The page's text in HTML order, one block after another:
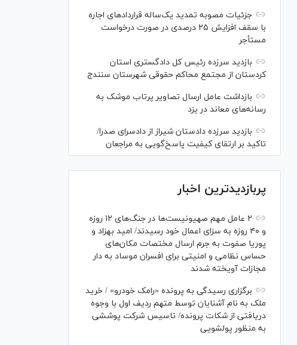
جزئیات مصوبه تمدید یک‌ساله قرارداد‌های اجاره
با سقف افزایش ۲۵ درصدی در صورت درخواست
مستأجر
بازدید سرزده رئیس کل دادگستری استان
کردستان از مجتمع محاکم حقوقی شهرستان سنندج
بازداشت عامل ارسال تصاویر پرتاب موشک به
رسانه‌های معاند در یزد
بازدید سرزده دادستان شیراز از دادسرای صدرا/
تاکید بر ارتقای کیفیت پاسخ‌گویی به مراجعان
پربازدیدترین اخبار
۲ عامل مهم صهیونیست‌ها در جنگ‌های ۱۲ روزه
و ۴۰ روزه به سزای اعمال خود رسیدند/ امید بهزاد و
پوریا صفوت به جرم ارسال مختصات مکان‌های
حساس نظامی و امنیتی برای افسران موساد به دار
مجازات آویخته شدند
برگزاری رسیدگی به پرونده «رامک خودرو» / خرید
ملک به نام آشنایان توسط متهم ردیف اول با وجوه
دریافتی از شکات پرونده/ تاسیس شرکت پوششی
به منظور پولشویی